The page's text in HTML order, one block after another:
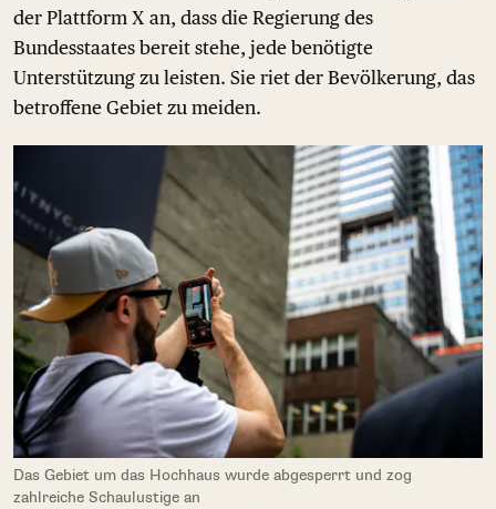
der Plattform X an, dass die Regierung des
Bundesstaates bereit stehe, jede benötigte
Unterstützung zu leisten. Sie riet der Bevölkerung, das
betroffene Gebiet zu meiden.
Das Gebiet um das Hochhaus wurde abgesperrt und zog
zahlreiche Schaulustige an